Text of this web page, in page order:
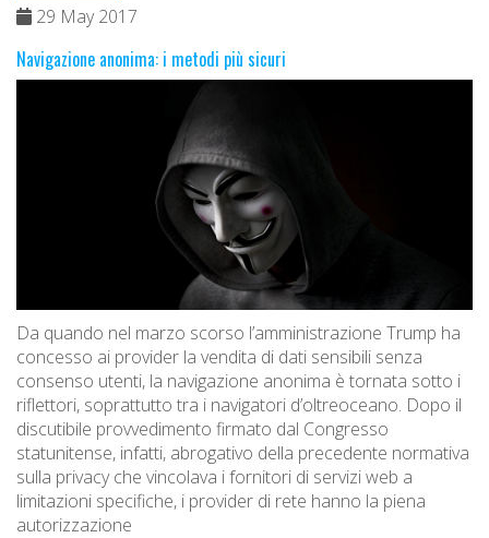
29 May 2017
Navigazione anonima: i metodi più sicuri
Da quando nel marzo scorso l’amministrazione Trump ha
concesso ai provider la vendita di dati sensibili senza
consenso utenti, la navigazione anonima è tornata sotto i
riflettori, soprattutto tra i navigatori d’oltreoceano. Dopo il
discutibile provvedimento firmato dal Congresso
statunitense, infatti, abrogativo della precedente normativa
sulla privacy che vincolava i fornitori di servizi web a
limitazioni specifiche, i provider di rete hanno la piena
autorizzazione